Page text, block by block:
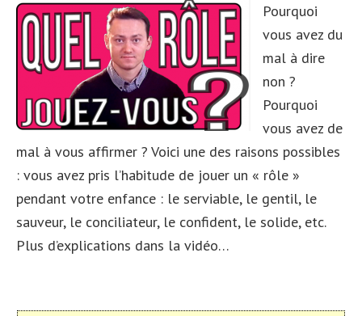
Pourquoi
vous avez du
mal à dire
non ?
Pourquoi
vous avez de
mal à vous affirmer ? Voici une des raisons possibles
: vous avez pris l’habitude de jouer un « rôle »
pendant votre enfance : le serviable, le gentil, le
sauveur, le conciliateur, le confident, le solide, etc.
Plus d’explications dans la vidéo…